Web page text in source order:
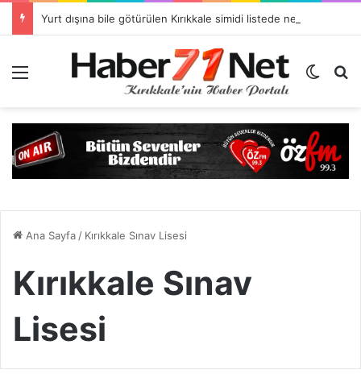
Dış
Ana Sayfa/ Kırıkkale Sınav Lisesi
Kırıkkale Sınav
Lisesi